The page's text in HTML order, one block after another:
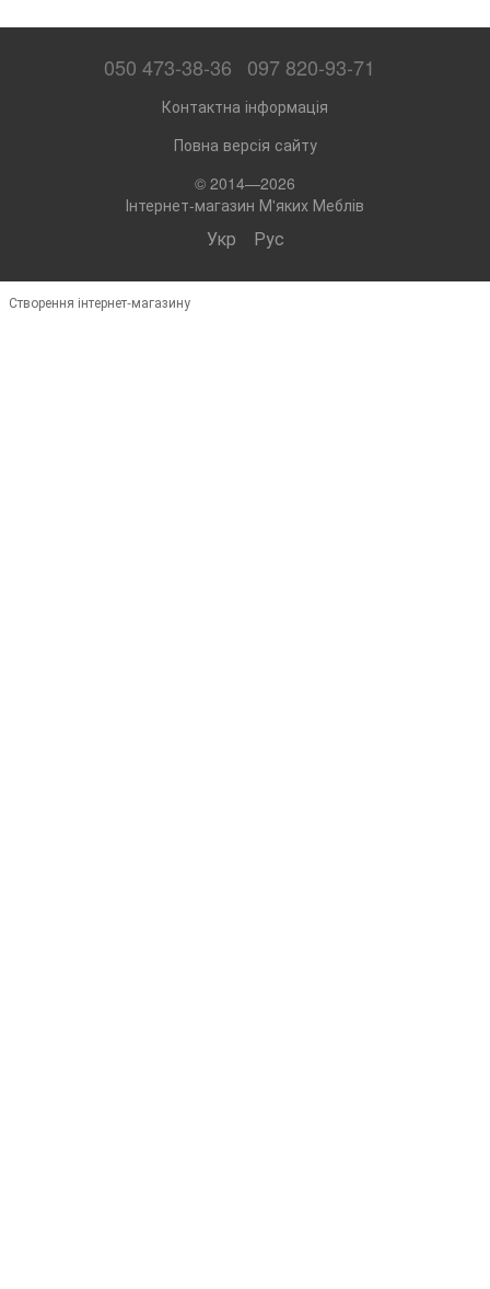
050 473-38-36 097 820-93-71
Контактна інформація
Повна версія сайту
© 2014—2026
Інтернет-магазин М'яких Меблів
Укр Рус
Створення інтернет-магазину